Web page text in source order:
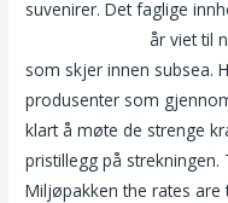
suvenirer. Det faglige
år viet til
som skjer innen subsea.
produsenter som
klart å møte de strenge
pristillegg på
Miljøpakken the rates are